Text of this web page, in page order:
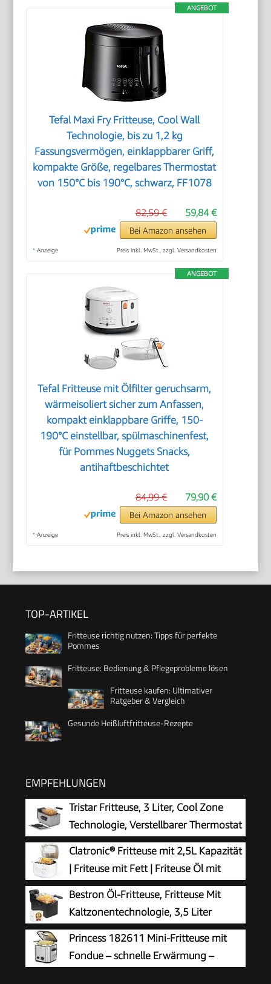
ANGEBOT
Tefal Maxi Fry Fritteuse, Cool Wall
Technologie, bis zu 1,2 kg
Fassungsvermögen, einklappbarer Griff,
kompakte Größe, regelbares Thermostat
von 150°C bis 190°C, schwarz, FF1078
59,84 €
82,59 €
Bei Amazon ansehen
* Anzeige Preis inkl. MwSt., zzgl. Versandkosten
ANGEBOT
Tefal Fritteuse mit Ölfilter geruchsarm,
wärmeisoliert sicher zum Anfassen,
kompakt einklappbare Griffe, 150-
190°C einstellbar, spülmaschinenfest,
für Pommes Nuggets Snacks,
antihaftbeschichtet
79,90 €
84,99 €
Bei Amazon ansehen
* Anzeige Preis inkl. MwSt., zzgl. Versandkosten
TOP-ARTIKEL
Fritteuse richtig nutzen: Tipps für perfekte
Pommes
Fritteuse: Bedienung & Pflegeprobleme lösen
Fritteuse kaufen: Ultimativer
Ratgeber & Vergleich
Gesunde Heißluftfritteuse-Rezepte
EMPFEHLUNGEN
Tristar Fritteuse, 3 Liter, Cool Zone
Technologie, Verstellbarer Thermostat
bis 190°C, Spülmaschinenfeste Teile,
Sichtfenster, Kabelaufbewahrung,
Überhitzungsschutz, Kompaktes Design, FR-
9327
Clatronic® Fritteuse mit 2,5L Kapazität
| Friteuse mit Fett | Friteuse Öl mit
Geruchs- und Fettdunstfilter &
Antihaft-Ölbehälter | Stufenlos regelbarer
Thermostat | Fritteuse mit Öl - FR 3771
Bestron Öl-Fritteuse, Fritteuse Mit
Kaltzonentechnologie, 3,5 Liter
Fassungsvermögen, Stufenloser
Temperaturregler Bis 190 °C, Teilweise
Spülmaschinengeeignet, 2000 Watt, Schwarz,
Princess 182611 Mini-Fritteuse mit
Fondue – schnelle Erwärmung –